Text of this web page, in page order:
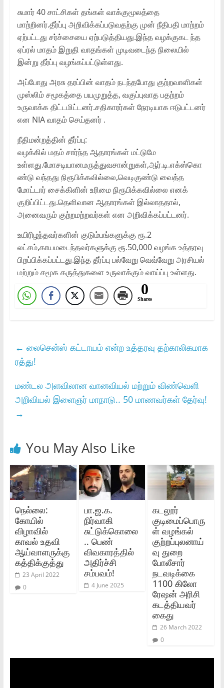
சுமார் 40 சாட்சிகள் தங்கள் வாக்குமூலத்தை
மாற்றினர்.தீர்ப்பு அறிவிக்கப்படுவதற்கு முன் நீதிபதி மாற்றம்
ஏற்பட்டது சர்ச்சையை ஏற்படுத்தியது.இந்த வழக்குகட ந்த
ஏப்ரல் மாதம் இறுதி வாதங்கள் முடிவடைந்த நிலையில்
இன்று தீர்ப்பு வழங்கப்பட்டுள்ளது.
அப்போது அரசு தரப்பின் வாதம் நடந்தபோது குற்றவாளிகள்
முஸ்லிம் சமூகத்தை பயமுறுத்த, வகுப்புவாத பதற்றம்
உருவாக்க திட்டமிட்டனர்.சதிகாரர்கள் நேரடியாக ஈடுபட்டனர்
என NIA வாதம் செய்தனர் .
நீதிமன்றத்தின் தீர்ப்பு:
வழக்கில் மதம் சார்ந்த ஆதாரங்கள் மட்டுமே
உள்ளது.மோசடியானமருத்துவசான்றுகள்,ஆர்.டி.எக்ஸ்கொ
ண்டு வந்தது நிரூபிக்கவில்லை,வெடிகுண்டு வைத்த
மோட்டார் சைக்கிளின் உரிமை நிரூபிக்கவில்லை எனக்
குறிப்பிட்டது.தெளிவான ஆதாரங்கள் இல்லாததால்,
அனைவரும் குற்றமற்றவர்கள் என அறிவிக்கப்பட்டனர்.
உயிரிழந்தவர்களின் குடும்பங்களுக்கு ரூ.2
லட்சம்,காயமடைந்தவர்களுக்கு ரூ.50,000 வழங்க உத்தரவு
பிறப்பிக்கப்பட்டது.இந்த தீர்ப்பு பல்வேறு வெவ்வேறு அரசியல்
மற்றும் சமூக கருத்துகளை உருவாக்கும் வாய்ப்பு உள்ளது.
0
Shares
← லைசென்ஸ் கட்டாயம் என்ற உத்தரவு தற்காலிகமாக
ரத்து!
மண்டல அளவிலான வானவியல் மற்றும் விண்வெளி
அறிவியல் இளைஞர் மாநாடு.. 50 மாணவர்கள் தேர்வு!
→
You May Also Like
நெல்லை:
கோயில்
விழாவில்
காவல் உதவி
ஆய்வாளருக்கு
கத்திக்குத்து
23 April 2022
0
பா.ஜ.க.
நிர்வாகி
சுட்டுக்கொலை
.. பெண்
விவகாரத்தில்
அதிர்ச்சி
சம்பவம்!
4 June 2025
கடலூர்
குடிமைப்பொரு
ள் வழங்கல்
குற்றப்புலனாய்
வு துறை
போலீசார்
நடவடிக்கை
1100 கிலோ
ரேஷன் அரிசி
கடத்தியவர்
கைது
26 March 2022
0